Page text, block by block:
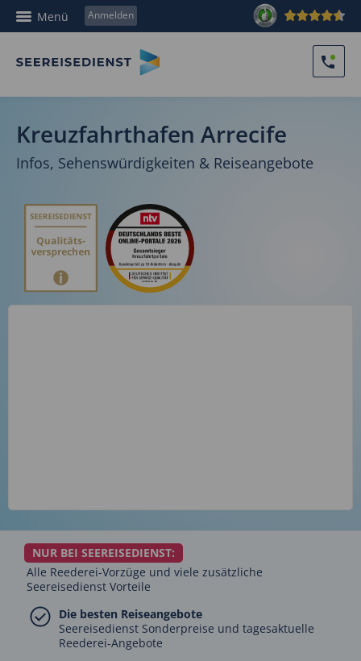
Menü Anmelden
Kreuzfahrthafen Arrecife
Infos, Sehenswürdigkeiten & Reiseangebote
NUR BEI SEEREISEDIENST:
Alle Reederei-Vorzüge und viele zusätzliche
Seereisedienst Vorteile
Die besten Reiseangebote
Seereisedienst Sonderpreise und tagesaktuelle
Reederei-Angebote